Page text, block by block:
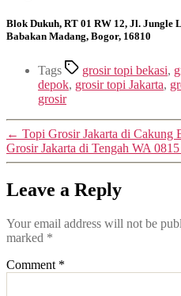
Blok Dukuh, RT 01 RW 12, Jl. Jungle
Babakan Madang, Bogor, 16810
Tags grosir topi bekasi,
depok, grosir topi Jakarta,
grosir
← Topi Grosir Jakarta di Cakung
Grosir Jakarta di Tengah WA
Leave a Reply
Your email address will not be
marked *
Comment *